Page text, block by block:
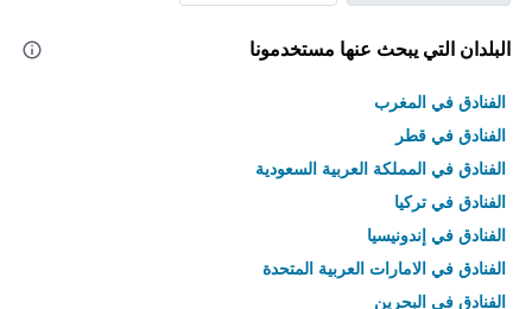
البلدان التي يبحث عنها مستخدمونا
الفنادق في المغرب
الفنادق في قطر
الفنادق في المملكة العربية السعودية
الفنادق في تركيا
الفنادق في إندونيسيا
الفنادق في الامارات العربية المتحدة
الفنادق في البحرين